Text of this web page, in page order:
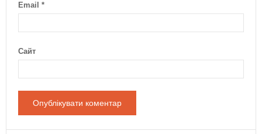
Email *
Сайт